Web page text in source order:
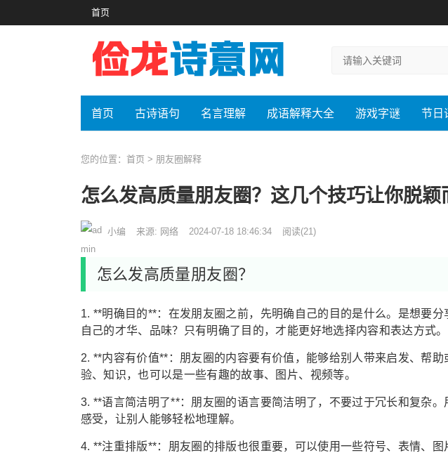
首页
首页 古诗语句 名言理解 成语解释大全 游戏字谜 节日
您的位置： 首页 > 朋友圈解释
怎么发高质量朋友圈？这几个技巧让你脱颖
小编 来源: 网络 2024-07-18 18:46:34 阅读(21)
怎么发高质量朋友圈？
1. **明确目的**：在发朋友圈之前，先明确自己的目的是什么。是想要
自己的才华、品味？只有明确了目的，才能更好地选择内容和表达方式。
2. **内容有价值**：朋友圈的内容要有价值，能够给别人带来启发、帮
验、知识，也可以是一些有趣的故事、图片、视频等。
3. **语言简洁明了**：朋友圈的语言要简洁明了，不要过于冗长和复杂
感受，让别人能够轻松地理解。
4. **注重排版**：朋友圈的排版也很重要，可以使用一些符号、表情、